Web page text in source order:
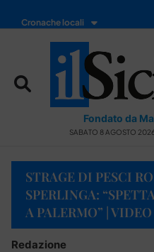
Cronache locali
Fondato da
SABATO 8 AGOSTO
STRAGE DI PESCI
SPERLINGA:
A PALERMO” | VIDEO
Redazione